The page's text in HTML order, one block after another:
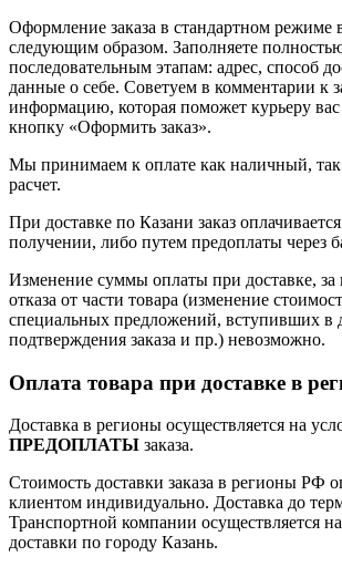
Оформление заказа в стандартном режиме
следующим образом. Заполняете
последовательным этапам: адрес, способ
данные о себе. Советуем в комментарии к
информацию, которая поможет курьеру
кнопку «Оформить заказ».
Мы принимаем к оплате как наличный,
расчет.
При доставке по Казани заказ
получении, либо путем предоплаты через
Изменение суммы оплаты при доставке,
отказа от части товара (изменение
специальных предложений, вступивших в
подтверждения заказа и пр.) невозможно.
Оплата товара при доставке в
Доставка в регионы осуществляется на
ПРЕДОПЛАТЫ заказа.
Стоимость доставки заказа в регионы РФ
клиентом индивидуально. Доставка до
Транспортной компании осуществляется
доставки по городу Казань.